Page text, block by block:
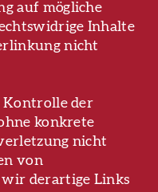
auf mögliche
Inhalte
nicht
Kontrolle der
konkrete
nicht
von
derartige Links